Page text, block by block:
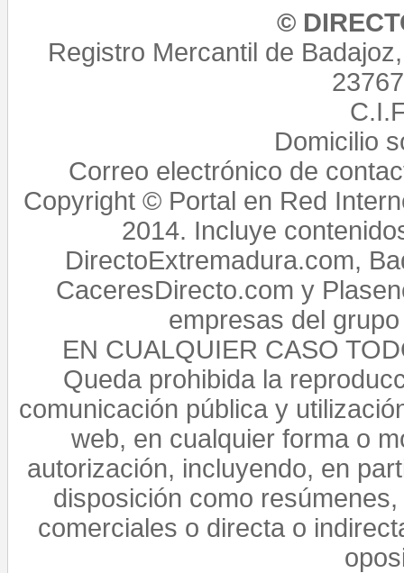
©
Registro Mercantil de
Domicilio
Correo electrónico de
Copyright © Portal en Red
2014. Incluye
DirectoExtremadura.com,
CaceresDirecto.com y
empresas del
EN CUALQUIER CASO
Queda prohibida la
comunicación pública y
web, en cualquier forma o
autorización, incluyendo, en
disposición como
comerciales o directa o